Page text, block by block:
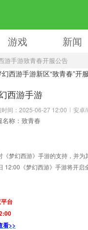
游戏 新闻
游手游致青春开服公告
西游手游
时间：2025-06-27 12:00 安卓
名称：致青春
《梦幻西游》手游的支持，并为
12:00《梦幻西游》手游将开启
台
看>>